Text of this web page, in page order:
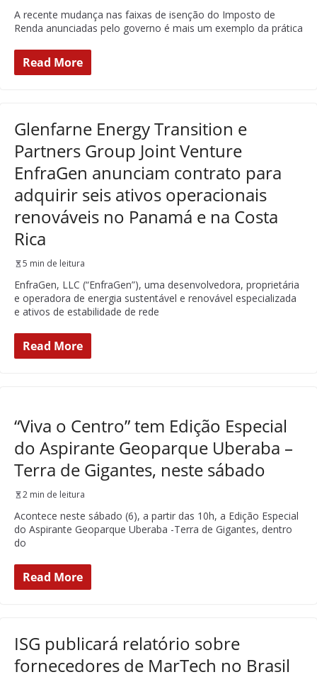
A recente mudança nas faixas de isenção do Imposto de
Renda anunciadas pelo governo é mais um exemplo da prática
Read More
Glenfarne Energy Transition e
Partners Group Joint Venture
EnfraGen anunciam contrato para
adquirir seis ativos operacionais
renováveis no Panamá e na Costa
Rica
5 min de leitura
EnfraGen, LLC (“EnfraGen”), uma desenvolvedora, proprietária
e operadora de energia sustentável e renovável especializada
e ativos de estabilidade de rede
Read More
“Viva o Centro” tem Edição Especial
do Aspirante Geoparque Uberaba –
Terra de Gigantes, neste sábado
2 min de leitura
Acontece neste sábado (6), a partir das 10h, a Edição Especial
do Aspirante Geoparque Uberaba -Terra de Gigantes, dentro
do
Read More
ISG publicará relatório sobre
fornecedores de MarTech no Brasil